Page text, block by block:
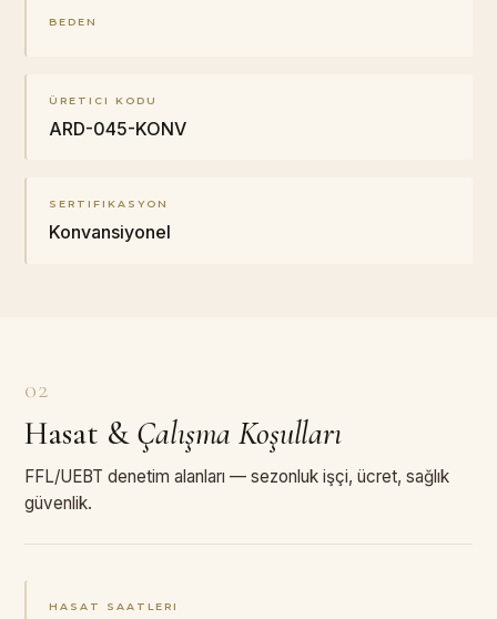
BEDEN
ÜRETICI KODU
ARD-045-KONV
SERTIFIKASYON
Konvansiyonel
02
Hasat & Çalışma Koşulları
FFL/UEBT denetim alanları — sezonluk işçi, ücret, sağlık
güvenlik.
HASAT SAATLERI